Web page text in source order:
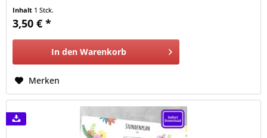
Format (210 x 297 mm), die Sie bequem von Zuhause aus
ausdrucken können.
Inhalt 1 Stck.
3,50 € *
In den Warenkorb
Merken